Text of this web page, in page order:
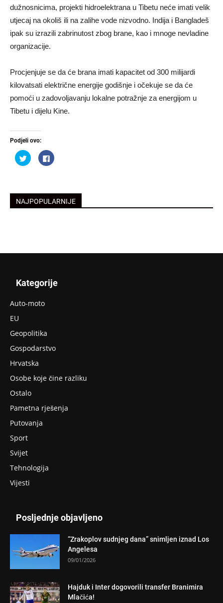
dužnosnicima, projekti hidroelektrana u Tibetu neće imati velik
utjecaj na okoliš ili na zalihe vode nizvodno. Indija i Bangladeš
ipak su izrazili zabrinutost zbog brane, kao i mnoge nevladine
organizacije.
Procjenjuje se da će brana imati kapacitet od 300 milijardi
kilovatsati električne energije godišnje i očekuje se da će
pomoći u zadovoljavanju lokalne potražnje za energijom u
Tibetu i dijelu Kine.
Podjeli ovo:
Podijeli
na
Twitteru
novom
prozoru)
Klikom
podijelite
novom
prozoru)
NAJPOPULARNIJE
Kategorije
Auto-moto
EU
Geopolitika
Gospodarstvo
Hrvatska
Osobe koje čine razliku
Ostalo
Pametna rješenja
Putovanja
Sport
Svijet
Tehnologija
Vijesti
Posljednje objavljeno
“Zrakoplov sudnjeg dana” snimljen iznad Los
Angelesa
09/01/2026
Hajduk i Inter dogovorili transfer Branimira
Mlačića!